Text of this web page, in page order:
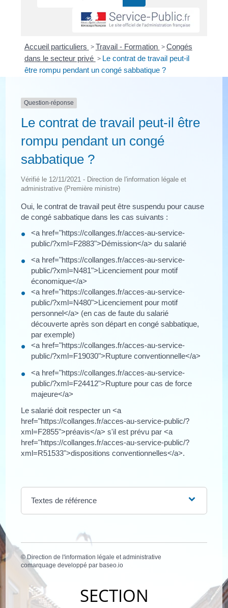
Accueil particuliers >Travail - Formation >Congés
dans le secteur privé > Le contrat de travail peut-il
être rompu pendant un congé sabbatique ?
Question-réponse
Le contrat de travail peut-il être
rompu pendant un congé
sabbatique ?
Vérifié le 12/11/2021 - Direction de l'information légale et
administrative (Première ministre)
Oui, le contrat de travail peut être suspendu pour cause
de congé sabbatique dans les cas suivants :
<a href="https://collanges.fr/acces-au-service-
public/?xml=F2883">Démission</a> du salarié
<a href="https://collanges.fr/acces-au-service-
public/?xml=N481">Licenciement pour motif
économique</a>
<a href="https://collanges.fr/acces-au-service-
public/?xml=N480">Licenciement pour motif
personnel</a> (en cas de faute du salarié
découverte après son départ en congé sabbatique,
par exemple)
<a href="https://collanges.fr/acces-au-service-
public/?xml=F19030">Rupture conventionnelle</a>
<a href="https://collanges.fr/acces-au-service-
public/?xml=F24412">Rupture pour cas de force
majeure</a>
Le salarié doit respecter un <a
href="https://collanges.fr/acces-au-service-public/?
xml=F2855">préavis</a> s'il est prévu par <a
href="https://collanges.fr/acces-au-service-public/?
xml=R51533">dispositions conventionnelles</a>.
Textes de référence
©Direction de l'information légale et administrative
comarquage developpé parbaseo.io
SECTION